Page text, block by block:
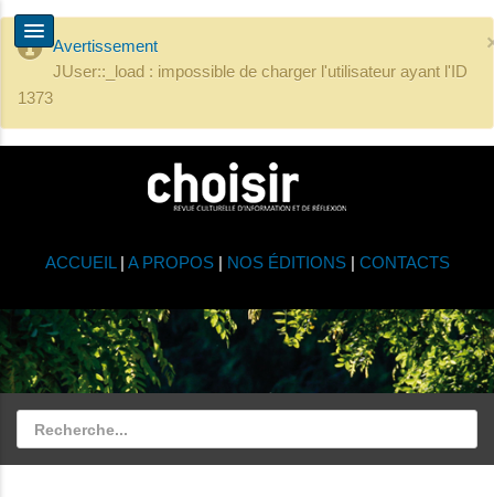
Avertissement
JUser::_load : impossible de charger l'utilisateur ayant l'ID
1373
ACCUEIL | A PROPOS| NOS ÉDITIONS| CONTACTS